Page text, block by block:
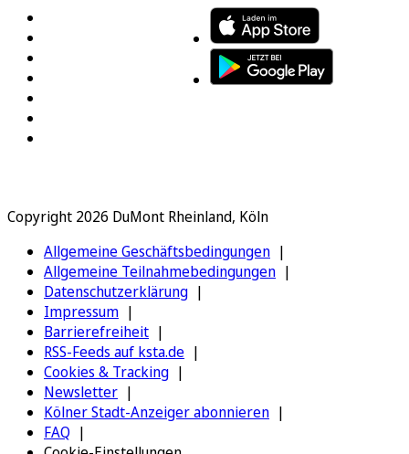
Copyright 2026 DuMont Rheinland, Köln
Allgemeine Geschäftsbedingungen
Allgemeine Teilnahmebedingungen
Datenschutzerklärung
Impressum
Barrierefreiheit
RSS-Feeds auf ksta.de
Cookies & Tracking
Newsletter
Kölner Stadt-Anzeiger abonnieren
FAQ